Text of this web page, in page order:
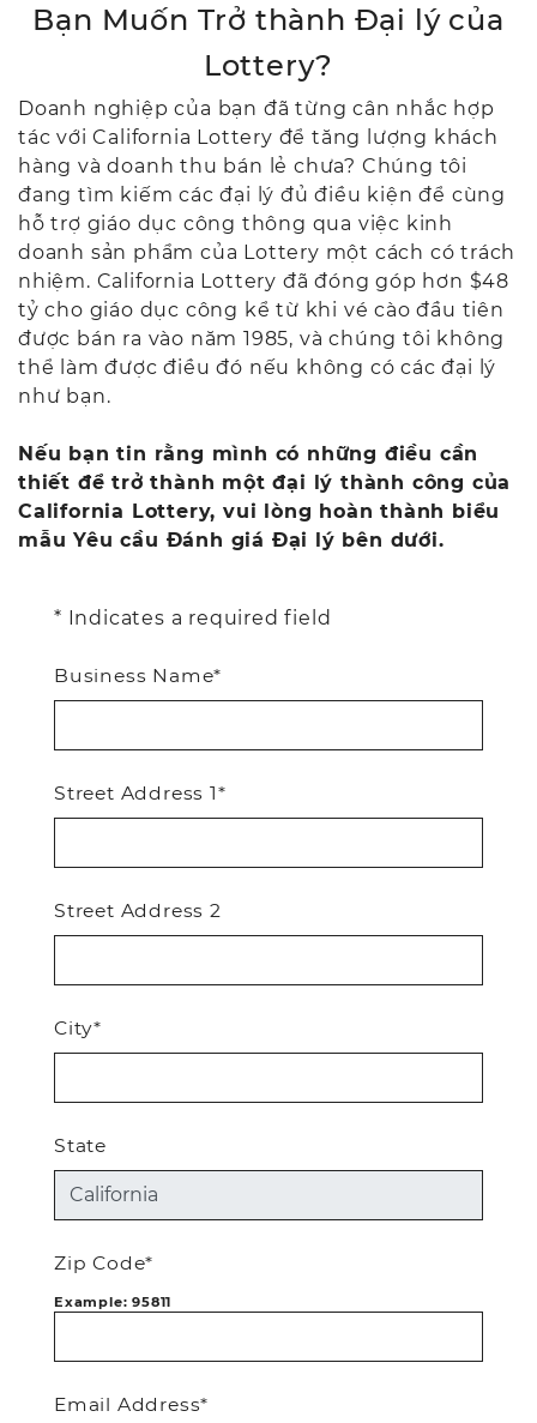
Bạn Muốn Trở thành Đại lý của
Lottery?
Doanh nghiệp của bạn đã từng cân nhắc hợp
tác với California Lottery để tăng lượng khách
hàng và doanh thu bán lẻ chưa? Chúng tôi
đang tìm kiếm các đại lý đủ điều kiện để cùng
hỗ trợ giáo dục công thông qua việc kinh
doanh sản phẩm của Lottery một cách có trách
nhiệm. California Lottery đã đóng góp hơn $48
tỷ cho giáo dục công kể từ khi vé cào đầu tiên
được bán ra vào năm 1985, và chúng tôi không
thể làm được điều đó nếu không có các đại lý
như bạn.
Nếu bạn tin rằng mình có những điều cần
thiết để trở thành một đại lý thành công của
California Lottery, vui lòng hoàn thành biểu
mẫu Yêu cầu Đánh giá Đại lý bên dưới.
* Indicates a required field
Business Name*
Street Address 1*
Street Address 2
City*
State
Zip Code*
Example: 95811
Email Address*